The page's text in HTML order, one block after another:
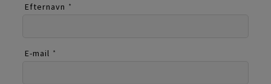
Efternavn *
E-mail *